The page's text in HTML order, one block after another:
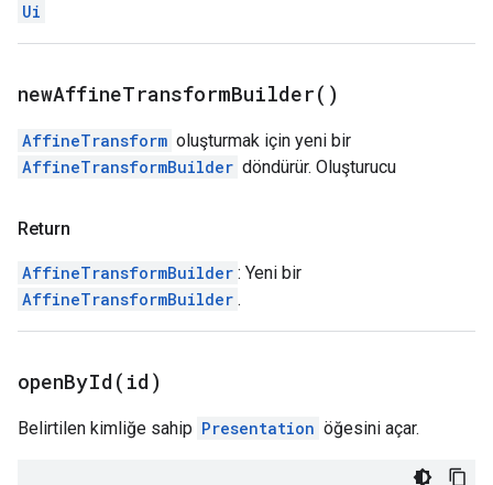
Ui
newAffineTransformBuilder( )
AffineTransform oluşturmak için yeni bir
AffineTransformBuilder döndürür. Oluşturucu
Return
AffineTransformBuilder : Yeni bir
AffineTransformBuilder .
openById( id)
Belirtilen kimliğe sahip Presentation öğesini açar.